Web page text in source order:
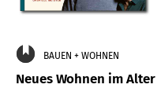
BAUEN + WOHNEN
Neues Wohnen im Alter